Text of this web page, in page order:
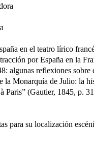
en el teatro lírico
por España en la
algunas reflexiones sobre
la Monarquía de Julio: la
Paris” (Gautier, 1845, p.
para su localización